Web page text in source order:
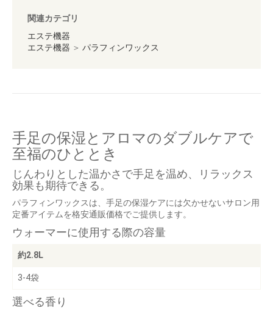
関連カテゴリ
エステ機器
エステ機器 ＞ パラフィンワックス
手足の保湿とアロマのダブルケアで
至福のひととき
じんわりとした温かさで手足を温め、リラックス
効果も期待できる。
パラフィンワックスは、手足の保湿ケアには欠かせないサロン用
定番アイテムを格安通販価格でご提供します。
ウォーマーに使用する際の容量
約2.8L
3-4袋
選べる香り